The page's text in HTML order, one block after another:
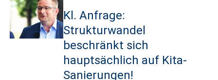
Kl. Anfrage:
Strukturwandel
beschränkt sich
hauptsächlich auf Kita-
Sanierungen!